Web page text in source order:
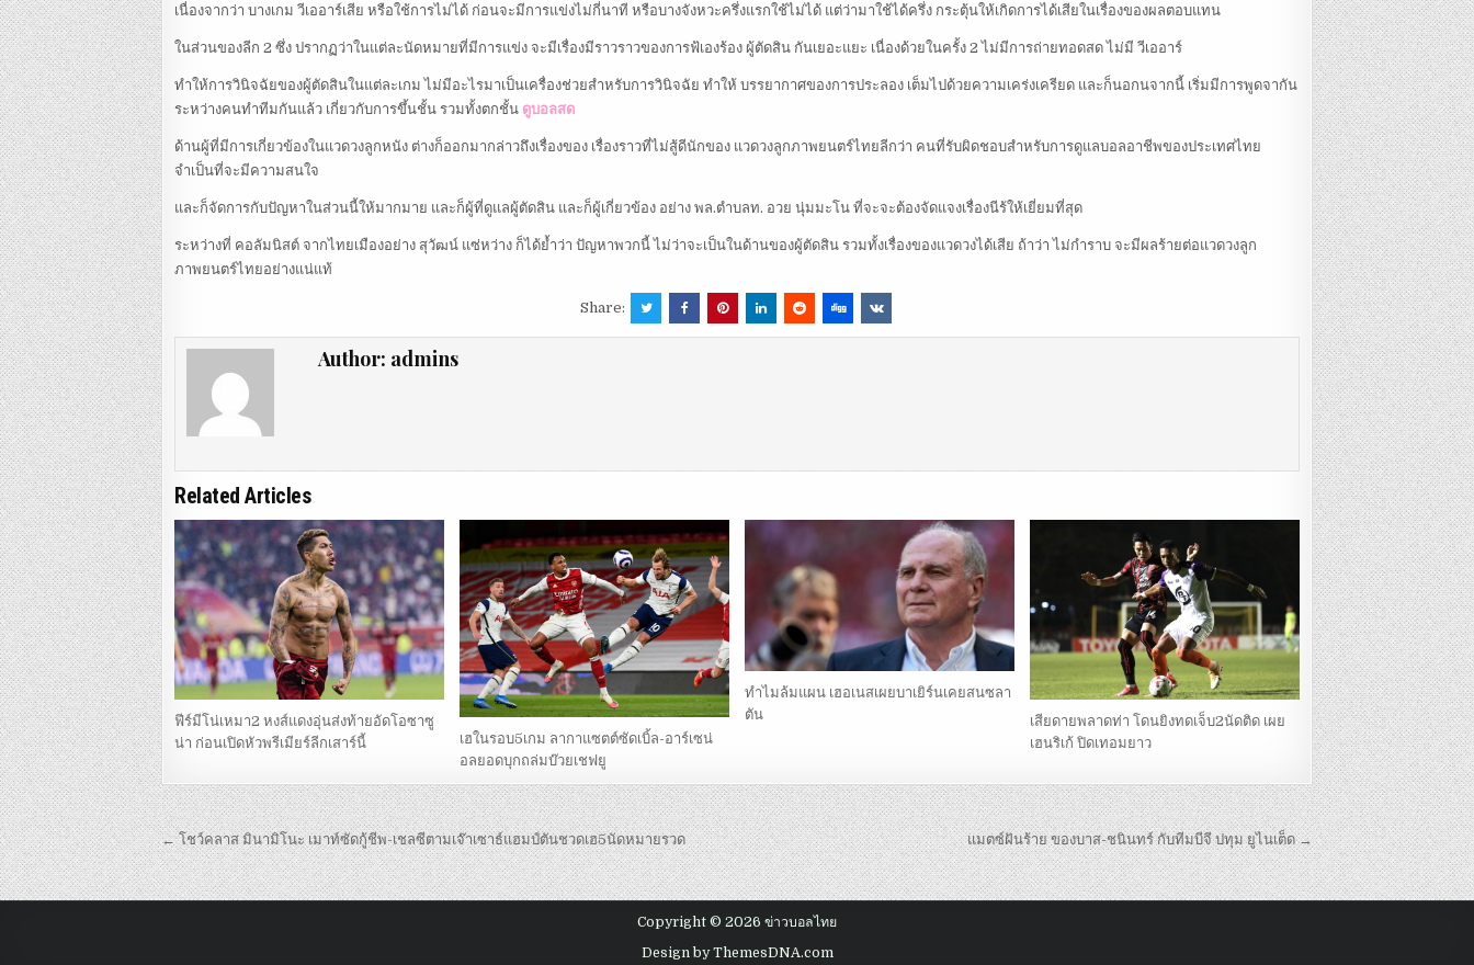
เนื่องจากว่า บางเกม วีเออาร์เสีย หรือใช้การไม่ได้ ก่อนจะมีการแข่งไม่กี่นาที หรือบางจังหวะครึ่งแรกใช้ไม่ได้ แต่ว่ามาใช้ได้ครึ่ง กระตุ้นให้เกิดการได้เสียในเรื่องของผลตอบแทน
ในส่วนของลีก 2 ซึ่ง ปรากฏว่าในแต่ละนัดหมายที่มีการแข่ง จะมีเรื่องมีราวราวของการฟ้เองร้อง ผู้ตัดสิน กันเยอะแยะ เนื่องด้วยในครั้ง 2 ไม่มีการถ่ายทอดสด ไม่มี วีเออาร์
ทำให้การวินิจฉัยของผู้ตัดสินในแต่ละเกม ไม่มีอะไรมาเป็นเครื่องช่วยสำหรับการวินิจฉัย ทำให้ บรรยากาศของการประลอง เต็มไปด้วยความเคร่งเครียด และก็นอกนจากนี้ เริ่มมีการพูดจากัน
ระหว่างคนทำทีมกันแล้ว เกี่ยวกับการขึ้นชั้น รวมทั้งตกชั้น ดูบอลสด
ด้านผู้ที่มีการเกี่ยวข้องในแวดวงลูกหนัง ต่างก็ออกมากล่าวถึงเรื่องของ เรื่องราวที่ไม่สู้ดีนักของ แวดวงลูกภาพยนตร์ไทยลีกว่า คนที่รับผิดชอบสำหรับการดูแลบอลอาชีพของประเทศไทย
จำเป็นที่จะมีความสนใจ
และก็จัดการกับปัญหาในส่วนนี้ให้มากมาย และก็ผู้ที่ดูแลผู้ตัดสิน และก็ผู้เกี่ยวข้อง อย่าง พล.ตำบลท. อวย นุ่มมะโน ที่จะจะต้องจัดแจงเรื่องนีร้ให้เยี่ยมที่สุด
ระหว่างที่ คอลัมนิสต์ จากไทยเมืองอย่าง สุวัฒน์ แซ่หว่าง ก็ได้ย้ำว่า ปัญหาพวกนี้ ไม่ว่าจะเป็นในด้านของผู้ตัดสิน รวมทั้งเรื่องของแวดวงได้เสีย ถ้าว่า ไม่กำราบ จะมีผลร้ายต่อแวดวงลูก
ภาพยนตร์ไทยอย่างแน่แท้
Share:
Author: admins
Related Articles
ฟีร์มีโน่เหมา2 หงส์แดงอุ่นส่งท้ายอัดโอซาซู
น่า ก่อนเปิดหัวพรีเมียร์ลีกเสาร์นี้
เฮในรอบ5เกม ลากาแซตต์ซัดเบิ้ล-อาร์เซน่
อลยอดบุกถล่มบ๊วยเชฟยู
ทำไมล้มแผน เฮอเนสเผยบาเยิร์นเคยสนซลา
ตัน
เสียดายพลาดท่า โดนยิงทดเจ็บ2นัดติด เผย
เฮนริเก้ ปิดเทอมยาว
เมนู
นำทาง
เรื่อง
← โชว์คลาส มินามิโนะ เมาท์ซัดกู้ชีพ-เชลซีตามเจ๊าเซาธ์แฮมป์ตันชวดเฮ5นัดหมายรวด แมตซ์ฝันร้าย ของบาส-ชนินทร์ กับทีมบีจี ปทุม ยูไนเต็ด →
Copyright © 2026 ข่าวบอลไทย
Design by ThemesDNA.com